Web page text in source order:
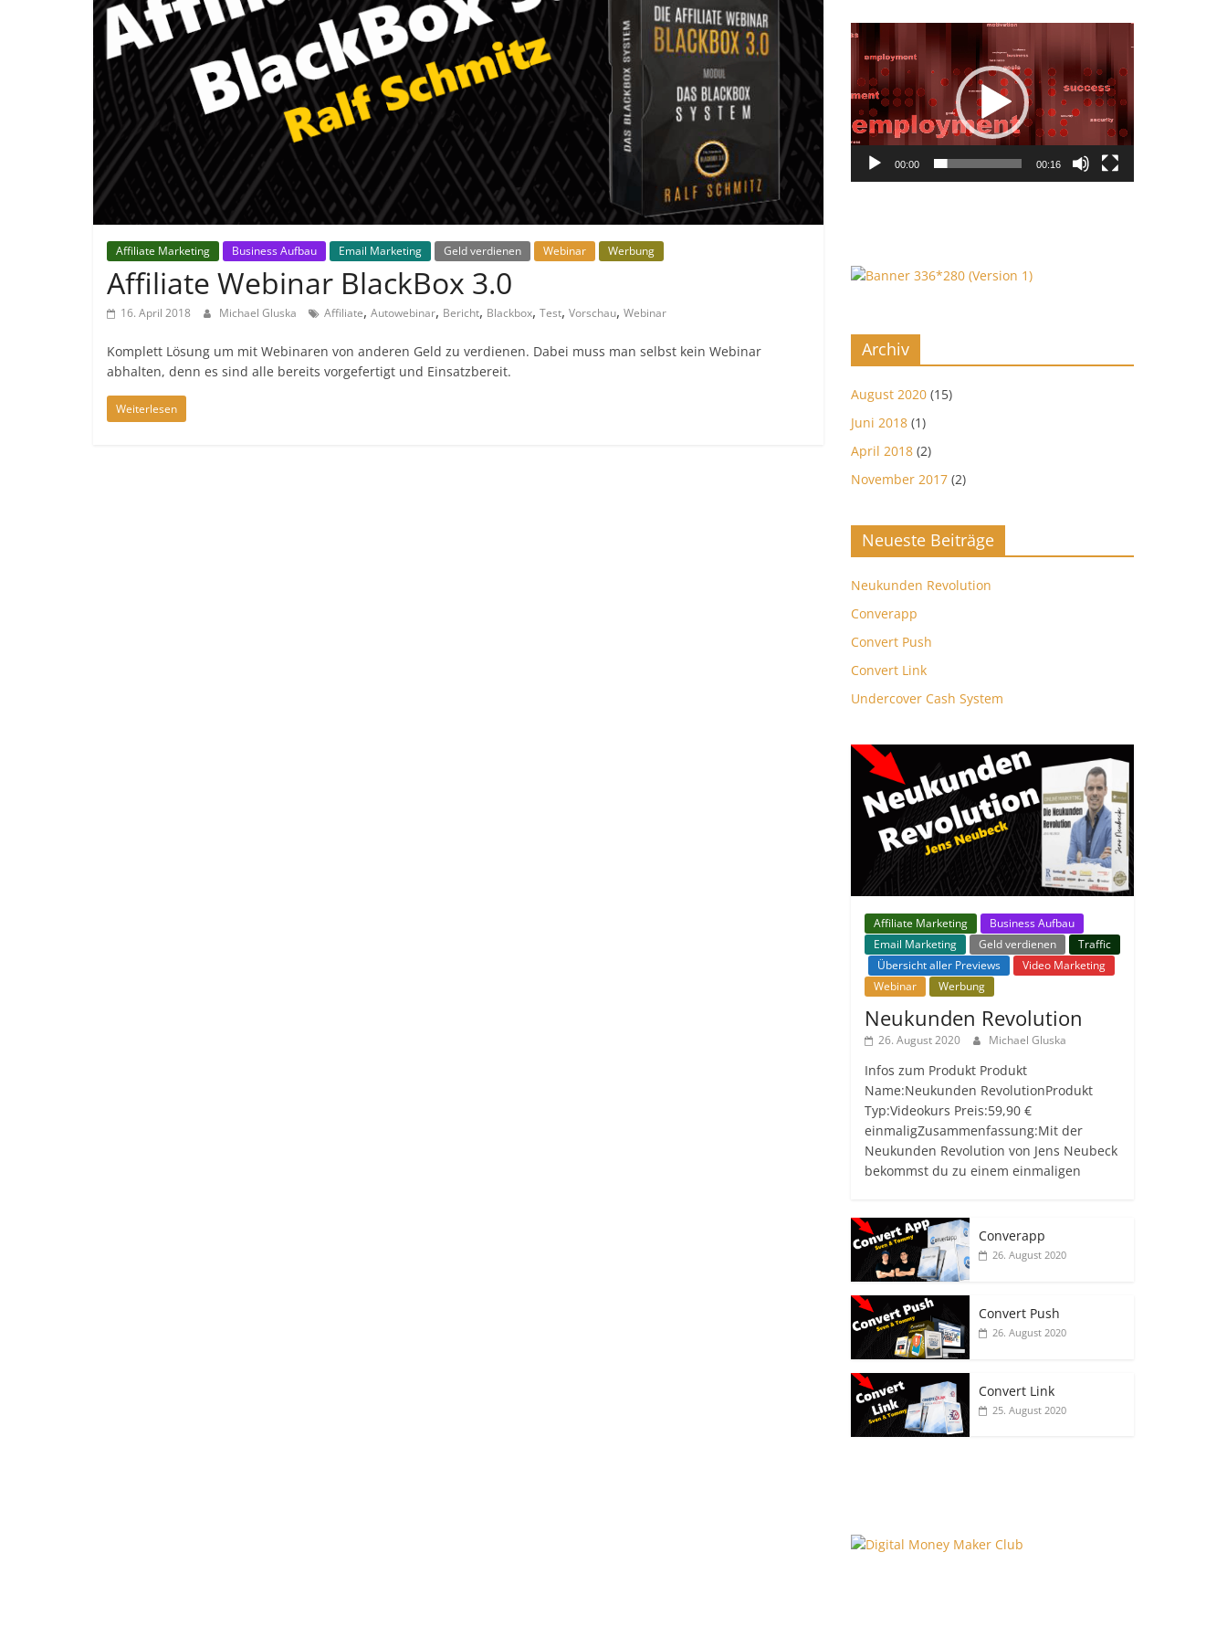
Affiliate Marketing Business Aufbau Email Marketing Geld verdienen Webinar Werbung
Affiliate Webinar BlackBox 3.0
16. April 2018 Michael Gluska Affiliate, Autowebinar, Bericht, Blackbox, Test, Vorschau, Webinar
Komplett Lösung um mit Webinaren von anderen Geld zu verdienen. Dabei muss man selbst kein Webinar
abhalten, denn es sind alle bereits vorgefertigt und Einsatzbereit.
Weiterlesen
Video-
Player
00:00 00:16
Archiv
August 2020 (15)
Juni 2018 (1)
April 2018 (2)
November 2017 (2)
Neueste Beiträge
Neukunden Revolution
Converapp
Convert Push
Convert Link
Undercover Cash System
Affiliate Marketing
Business Aufbau
Email Marketing
Geld verdienen
Traffic
Übersicht aller Previews
Video Marketing
Webinar
Werbung
Neukunden Revolution
26. August 2020 Michael Gluska
Infos zum Produkt Produkt
Name:Neukunden RevolutionProdukt
Typ:Videokurs Preis:59,90 €
einmaligZusammenfassung:Mit der
Neukunden Revolution von Jens Neubeck
bekommst du zu einem einmaligen
Converapp
26. August 2020
Convert Push
26. August 2020
Convert Link
25. August 2020